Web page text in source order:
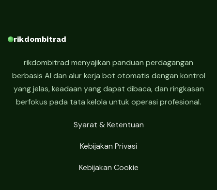
rikdombitrad
rikdombitrad menyajikan panduan perdagangan
berbasis AI dan alur kerja bot otomatis dengan kontrol
yang jelas, keadaan yang dapat dibaca, dan ringkasan
berfokus pada tata kelola untuk operasi profesional.
Syarat & Ketentuan
Kebijakan Privasi
Kebijakan Cookie